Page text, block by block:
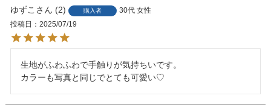
ゆずこ 2 購入者 30代 女性
投稿日
2025/07/19
生地がふわふわで手触りが気持ちいです。
カラーも写真と同じでとても可愛い♡